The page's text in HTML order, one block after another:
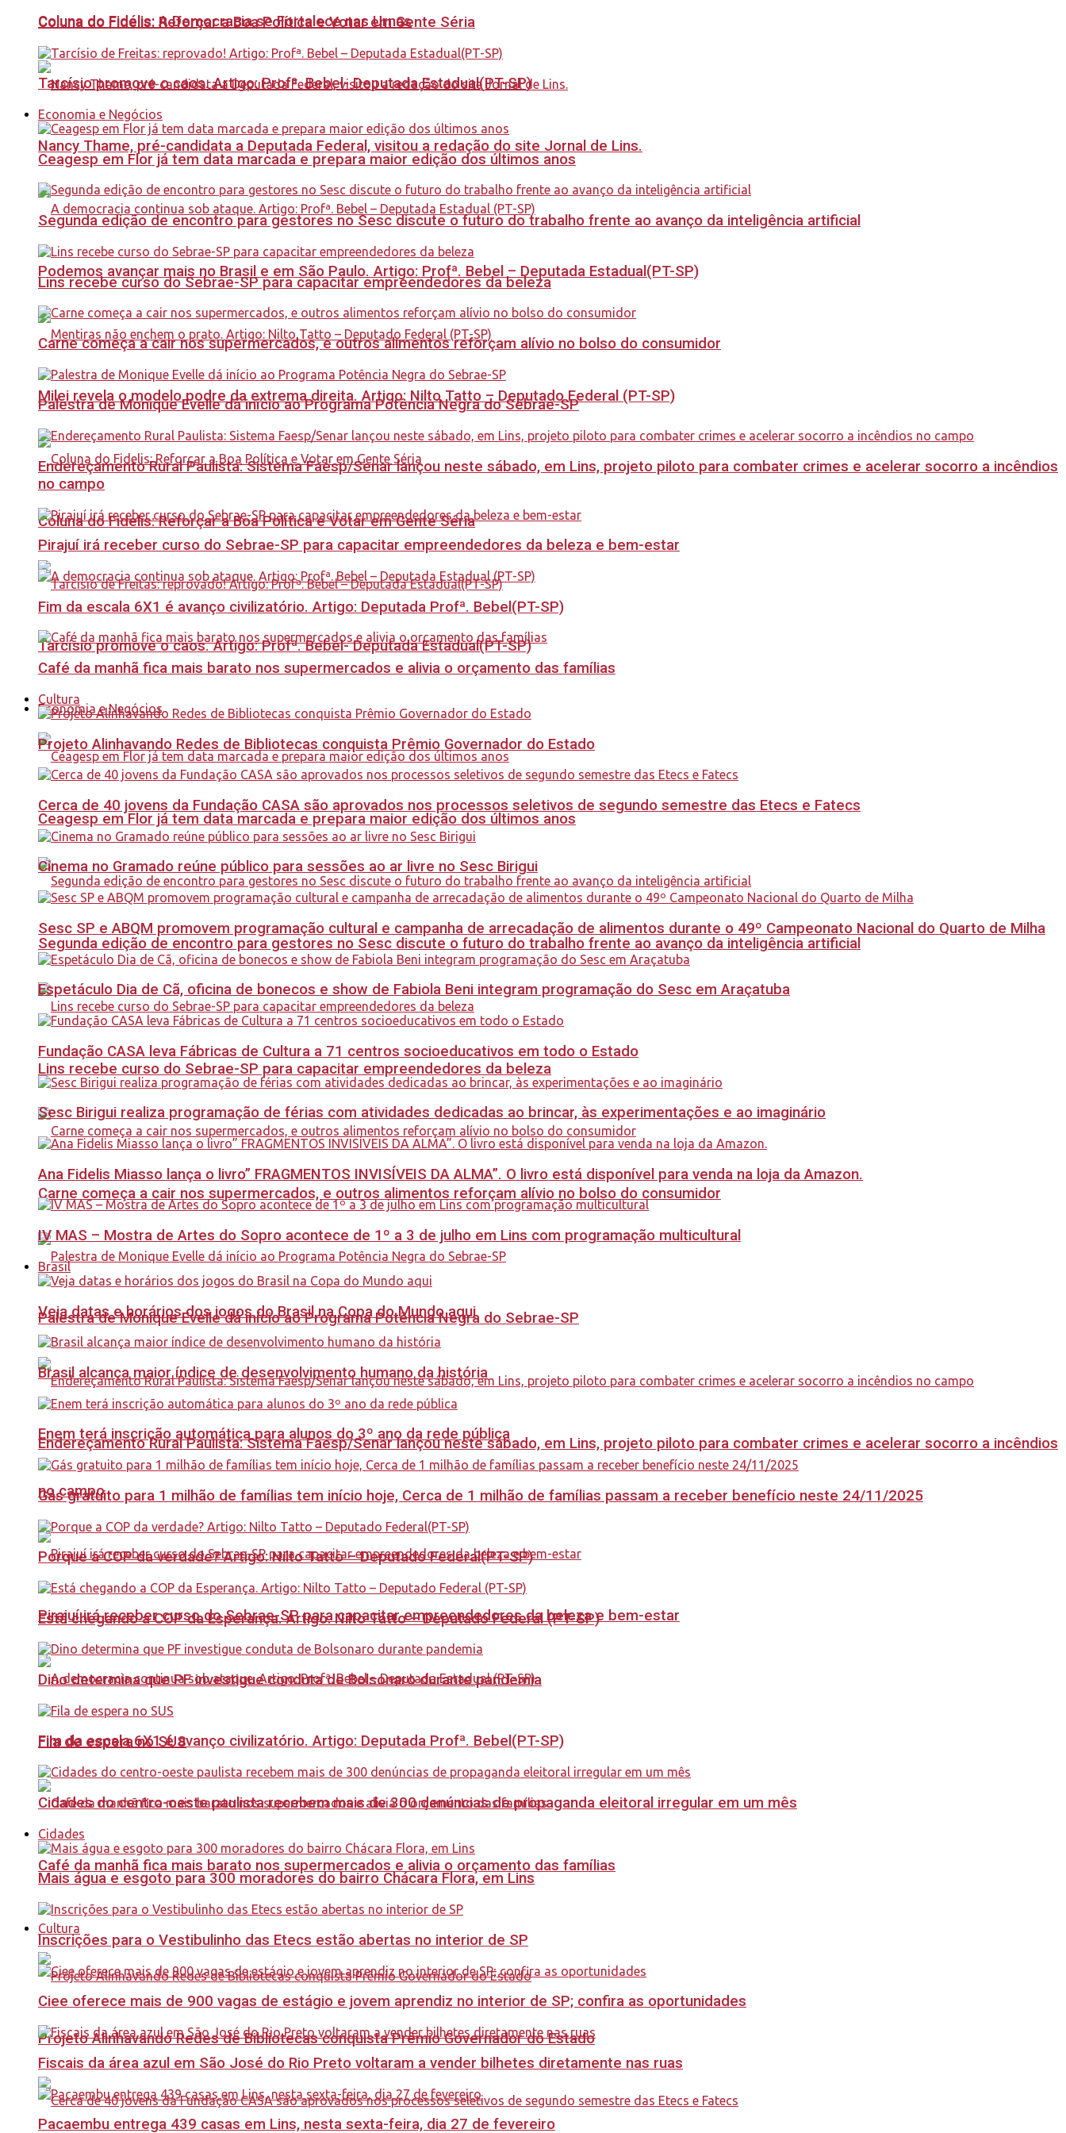
Coluna do Fidélis: A Democracia se Fortalece nas Urnas
Nancy Thame, pré-candidata a Deputada Federal, visitou a redação do site Jornal de Lins.
Podemos avançar mais no Brasil e em São Paulo. Artigo: Profª. Bebel – Deputada Estadual(PT-SP)
Milei revela o modelo podre da extrema direita. Artigo: Nilto Tatto – Deputado Federal (PT-SP)
Coluna do Fidelis: Reforçar a Boa Política e Votar em Gente Séria
Tarcísio promove o caos. Artigo: Profª. Bebel- Deputada Estadual(PT-SP)
Economia e Negócios
Ceagesp em Flor já tem data marcada e prepara maior edição dos últimos anos
Segunda edição de encontro para gestores no Sesc discute o futuro do trabalho frente ao avanço da inteligência artificial
Lins recebe curso do Sebrae-SP para capacitar empreendedores da beleza
Carne começa a cair nos supermercados, e outros alimentos reforçam alívio no bolso do consumidor
Palestra de Monique Evelle dá início ao Programa Potência Negra do Sebrae-SP
Endereçamento Rural Paulista: Sistema Faesp/Senar lançou neste sábado, em Lins, projeto piloto para combater crimes e acelerar socorro a incêndios
no campo
Pirajuí irá receber curso do Sebrae-SP para capacitar empreendedores da beleza e bem-estar
Fim da escala 6X1 é avanço civilizatório. Artigo: Deputada Profª. Bebel(PT-SP)
Café da manhã fica mais barato nos supermercados e alivia o orçamento das famílias
Cultura
Projeto Alinhavando Redes de Bibliotecas conquista Prêmio Governador do Estado
Coluna do Fidelis: Reforçar a Boa Política e Votar em Gente Séria
Tarcísio promove o caos. Artigo: Profª. Bebel- Deputada Estadual(PT-SP)
Economia e Negócios
Ceagesp em Flor já tem data marcada e prepara maior edição dos últimos anos
Segunda edição de encontro para gestores no Sesc discute o futuro do trabalho frente ao avanço da inteligência artificial
Lins recebe curso do Sebrae-SP para capacitar empreendedores da beleza
Carne começa a cair nos supermercados, e outros alimentos reforçam alívio no bolso do consumidor
Palestra de Monique Evelle dá início ao Programa Potência Negra do Sebrae-SP
Endereçamento Rural Paulista: Sistema Faesp/Senar lançou neste sábado, em Lins, projeto piloto para combater crimes e acelerar socorro a incêndios
no campo
Pirajuí irá receber curso do Sebrae-SP para capacitar empreendedores da beleza e bem-estar
Fim da escala 6X1 é avanço civilizatório. Artigo: Deputada Profª. Bebel(PT-SP)
Café da manhã fica mais barato nos supermercados e alivia o orçamento das famílias
Cultura
Projeto Alinhavando Redes de Bibliotecas conquista Prêmio Governador do Estado
Cerca de 40 jovens da Fundação CASA são aprovados nos processos seletivos de segundo semestre das Etecs e Fatecs
Cinema no Gramado reúne público para sessões ao ar livre no Sesc Birigui
Sesc SP e ABQM promovem programação cultural e campanha de arrecadação de alimentos durante o 49º Campeonato Nacional do Quarto de Milha
Espetáculo Dia de Cã, oficina de bonecos e show de Fabiola Beni integram programação do Sesc em Araçatuba
Fundação CASA leva Fábricas de Cultura a 71 centros socioeducativos em todo o Estado
Sesc Birigui realiza programação de férias com atividades dedicadas ao brincar, às experimentações e ao imaginário
Ana Fidelis Miasso lança o livro” FRAGMENTOS INVISÍVEIS DA ALMA”. O livro está disponível para venda na loja da Amazon.
IV MAS – Mostra de Artes do Sopro acontece de 1º a 3 de julho em Lins com programação multicultural
Brasil
Veja datas e horários dos jogos do Brasil na Copa do Mundo aqui
Brasil alcança maior índice de desenvolvimento humano da história
Enem terá inscrição automática para alunos do 3º ano da rede pública
Gás gratuito para 1 milhão de famílias tem início hoje, Cerca de 1 milhão de famílias passam a receber benefício neste 24/11/2025
Porque a COP da verdade? Artigo: Nilto Tatto – Deputado Federal(PT-SP)
Está chegando a COP da Esperança. Artigo: Nilto Tatto – Deputado Federal (PT-SP)
Dino determina que PF investigue conduta de Bolsonaro durante pandemia
Fila de espera no SUS
Cidades do centro-oeste paulista recebem mais de 300 denúncias de propaganda eleitoral irregular em um mês
Cidades
Mais água e esgoto para 300 moradores do bairro Chácara Flora, em Lins
Inscrições para o Vestibulinho das Etecs estão abertas no interior de SP
Ciee oferece mais de 900 vagas de estágio e jovem aprendiz no interior de SP; confira as oportunidades
Fiscais da área azul em São José do Rio Preto voltaram a vender bilhetes diretamente nas ruas
Pacaembu entrega 439 casas em Lins, nesta sexta-feira, dia 27 de fevereiro